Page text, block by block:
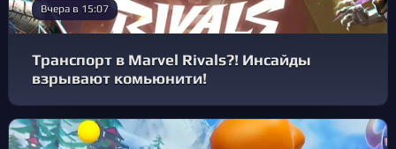
Вчера в 15:07
Транспорт в Marvel Rivals?! Инсайды
взрывают комьюнити!